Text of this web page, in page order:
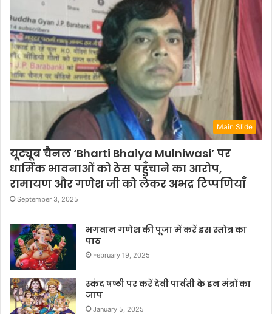
Main Slide
यूट्यूब चैनल ‘Bharti Bhaiya Mulniwasi’ पर
धार्मिक भावनाओं को ठेस पहुँचाने का आरोप,
रामायण और गणेश जी को लेकर अभद्र टिप्पणियाँ
September 3, 2025
भगवान गणेश की पूजा में करें इस स्तोत्र का
पाठ
February 19, 2025
स्कंद षष्ठी पर करें देवी पार्वती के इन मंत्रों का
जाप
January 5, 2025